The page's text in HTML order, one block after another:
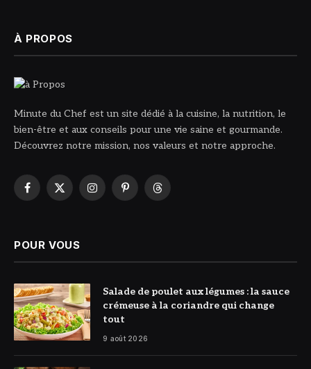
À PROPOS
Minute du Chef est un site dédié à la cuisine, la nutrition, le
bien-être et aux conseils pour une vie saine et gourmande.
Découvrez notre mission, nos valeurs et notre approche.
Facebook
X
InstagramPinterestThreads
POUR VOUS
© DR
Salade de poulet aux légumes : la sauce
crémeuse à la coriandre qui change
tout
9 août 2026